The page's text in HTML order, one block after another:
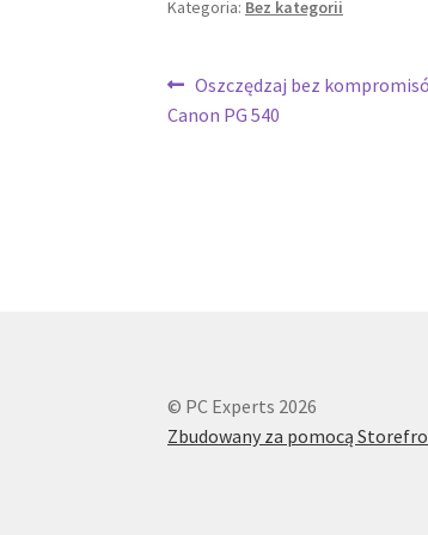
Kategoria: Bez kategorii
Nawigacja
wpisu
Poprzedni
wpis:
Oszczędzaj bez
Canon PG 540
© PC Experts 2026
Zbudowany za pomocą